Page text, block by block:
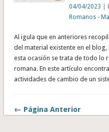
04/04/2023 |
Romanos -
Al igula que en anteriores
del material existente en el
esta ocasión se trata de todo lo
romana. En este artículo
actividades de cambio de un
← Página Anterior